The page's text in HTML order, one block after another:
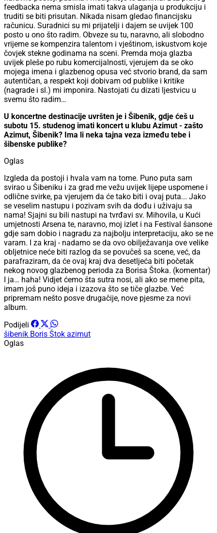
feedbacka nema smisla imati takva ulaganja u produkciju i
truditi se biti prisutan. Nikada nisam gledao financijsku
računicu. Suradnici su mi prijatelji i dajem se uvijek 100
posto u ono što radim. Obveze su tu, naravno, ali slobodno
vrijeme se kompenzira talentom i vještinom, iskustvom koje
čovjek stekne godinama na sceni. Premda moja glazba
uvijek pleše po rubu komercijalnosti, vjerujem da se oko
mojega imena i glazbenog opusa već stvorio brand, da sam
autentičan, a respekt koji dobivam od publike i kritike
(nagrade i sl.) mi imponira. Nastojati ću dizati ljestvicu u
svemu što radim…
U koncertne destinacije uvršten je i Šibenik, gdje ćeš u
subotu 15. studenog imati koncert u klubu Azimut - zašto
Azimut, Šibenik? Ima li neka tajna veza između tebe i
šibenske publike?
Oglas
Izgleda da postoji i hvala vam na tome. Puno puta sam
svirao u Šibeniku i za grad me vežu uvijek lijepe uspomene i
odlične svirke, pa vjerujem da će tako biti i ovaj puta... Jako
se veselim nastupu i pozivam svih da dođu i uživaju sa
nama! Sjajni su bili nastupi na tvrđavi sv. Mihovila, u Kući
umjetnosti Arsena te, naravno, moj izlet i na Festival šansone
gdje sam dobio i nagradu za najbolju interpretaciju, ako se ne
varam. I za kraj - nadamo se da ovo obilježavanja ove velike
obljetnice neće biti razlog da se povučeš sa scene, već, da
parafraziram, da će ovaj kraj dva desetljeća biti početak
nekog novog glazbenog perioda za Borisa Štoka. (komentar)
I ja… haha! Vidjet ćemo šta sutra nosi, ali ako se mene pita,
imam još puno ideja i izazova što se tiče glazbe. Već
pripremam nešto posve drugačije, nove pjesme za novi
album.
Podijeli
šibenik Boris Štok azimut
Oglas